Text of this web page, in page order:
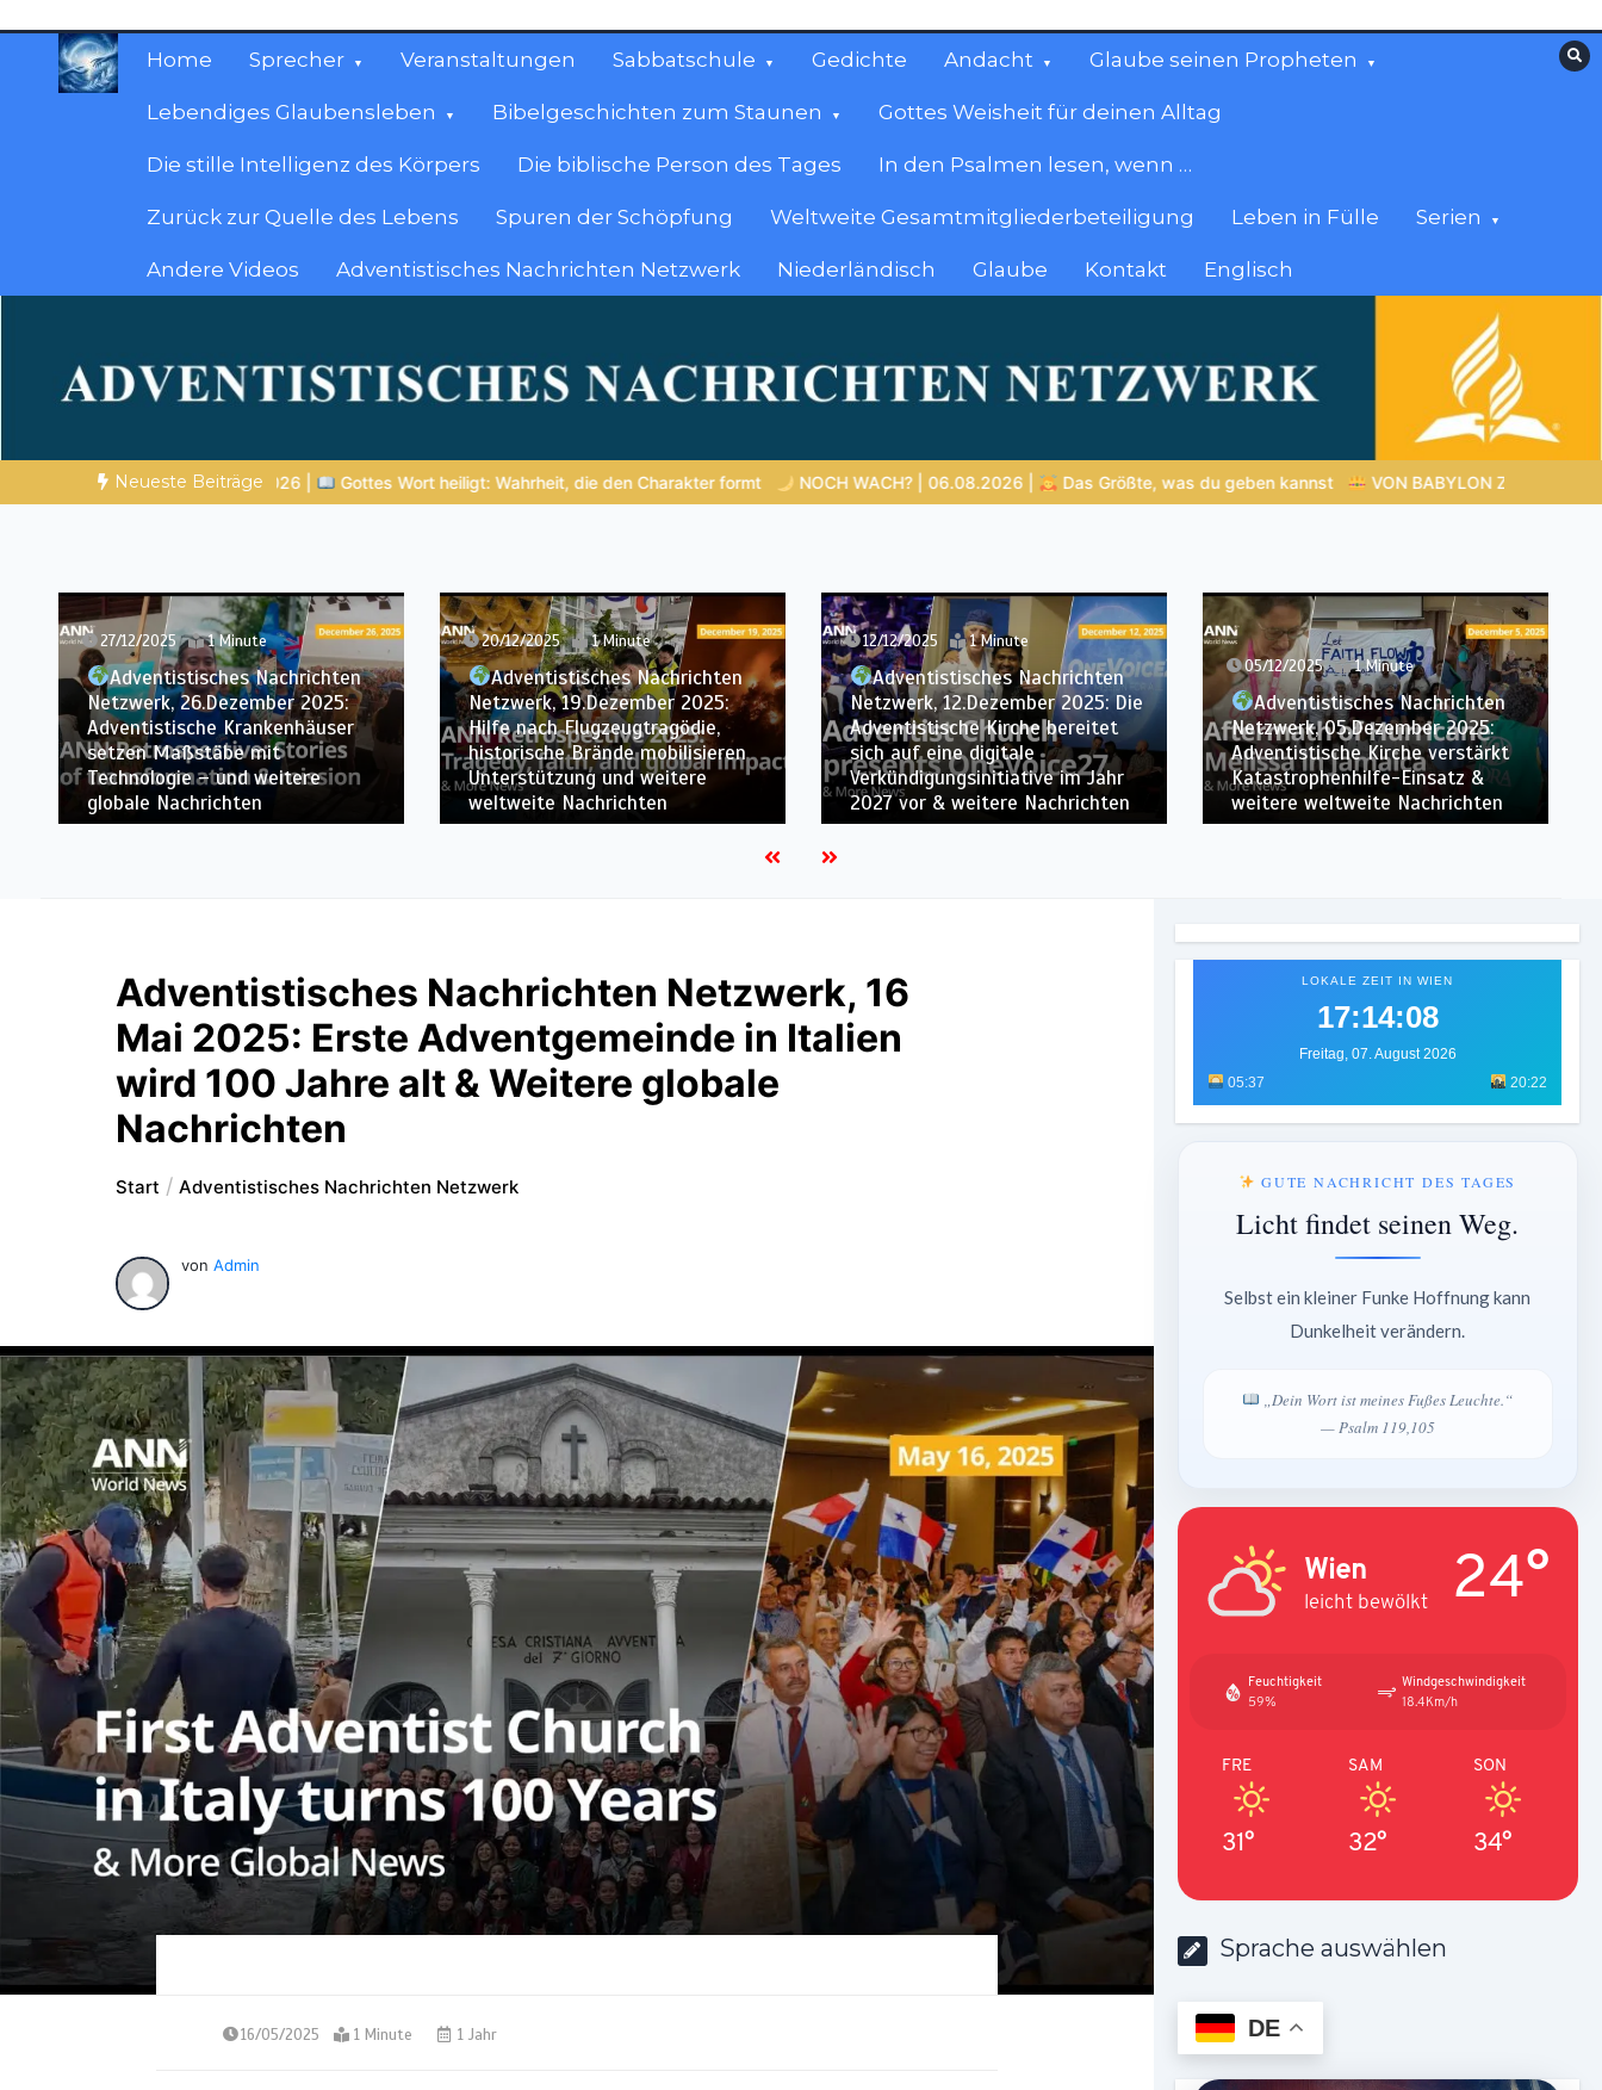
springen
Home Sprecher Veranstaltungen Sabbatschule Gedichte Andacht Glaube seinen Propheten
Lebendiges Glaubensleben Bibelgeschichten zum Staunen Gottes Weisheit für deinen Alltag
Die stille Intelligenz des Körpers Die biblische Person des Tages In den Psalmen lesen, wenn …
Zurück zur Quelle des Lebens Spuren der Schöpfung Weltweite Gesamtmitgliederbeteiligung Leben in Fülle Serien
Andere Videos Adventistisches Nachrichten Netzwerk Niederländisch Glaube Kontakt Englisch
Christliche Ressourcen
Neueste Beiträge
Gottes Wort heiligt: Wahrheit, die den Charakter formt NOCH WACH? | 06.08.2026 | Das Größte, was du geben kannst VON BABYLON ZUM EWIGEN REICH | Kap.1 – Miniserie 4:
20/12/2025 1 Minute
Adventistisches Nachrichten
Netzwerk, 19.Dezember 2025:
Hilfe nach Flugzeugtragödie,
historische Brände mobilisieren
Unterstützung und weitere
weltweite Nachrichten
12/12/2025 1 Minute
Adventistisches Nachrichten
Netzwerk, 12.Dezember 2025: Die
Adventistische Kirche bereitet
sich auf eine digitale
Verkündigungsinitiative im Jahr
2027 vor & weitere Nachrichten
05/12/2025 1 Minute
Adventistisches Nachrichten
Netzwerk, 05.Dezember 2025:
Adventistische Kirche verstärkt
Katastrophenhilfe-Einsatz &
weitere weltweite Nachrichten
29/11/2025 1 Minute
Adventistisches Nachrichten
Netzwerk, 28.November 2025:
Frau entdeckt die
Adventgemeinde nach einer
Beratung mit ChatGPT & weitere
weltweite Nachrichten
Adventistisches Nachrichten Netzwerk, 16
Mai 2025: Erste Adventgemeinde in Italien
wird 100 Jahre alt & Weitere globale
Nachrichten
Start Adventistisches Nachrichten Netzwerk
von Admin
16/05/2025 1 Minute 1 Jahr
LOKALE ZEIT IN WIEN
17:14:09
Freitag, 07. August 2026
05:37
20:22
GUTE NACHRICHT DES TAGES
Licht findet seinen Weg.
Selbst ein kleiner Funke Hoffnung kann
Dunkelheit verändern.
„Dein Wort ist meines Fußes Leuchte.“
— Psalm 119,105
Wien
leicht bewölkt 24°
Feuchtigkeit
59%
Windgeschwindigkeit
18.4Km/h
FRE
31°
SAM
32°
SON
34°
Sprache auswählen
DE